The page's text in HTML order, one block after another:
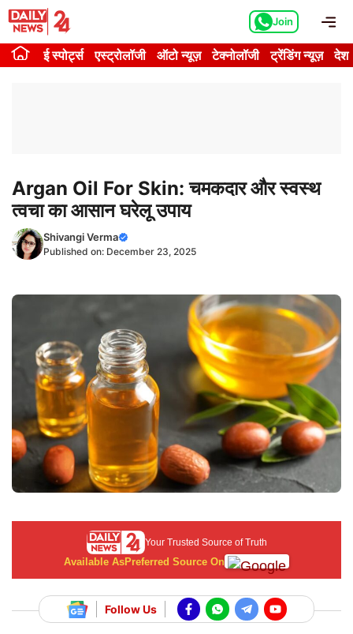
Skip
content
Join
ई स्पोर्ट्स एस्ट्रोलॉजी ऑटो न्यूज़ टेक्नोलॉजी ट्रेंडिंग न्यूज़ देश
Argan Oil For Skin: चमकदार और स्वस्थ
त्वचा का आसान घरेलू उपाय
Shivangi Verma
Published on: December 23, 2025
Your Trusted Source of Truth
Available AsPreferred Source On
Follow Us